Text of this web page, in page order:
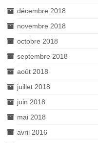
décembre 2018
novembre 2018
octobre 2018
septembre 2018
août 2018
juillet 2018
juin 2018
mai 2018
avril 2016